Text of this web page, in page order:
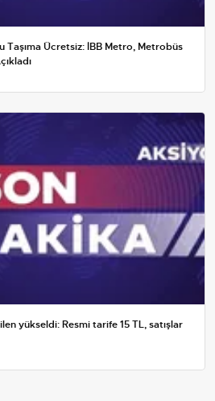
Ücretsiz: İBB Metro, Metrobüs
yükseldi: Resmi tarife 15 TL, satışlar